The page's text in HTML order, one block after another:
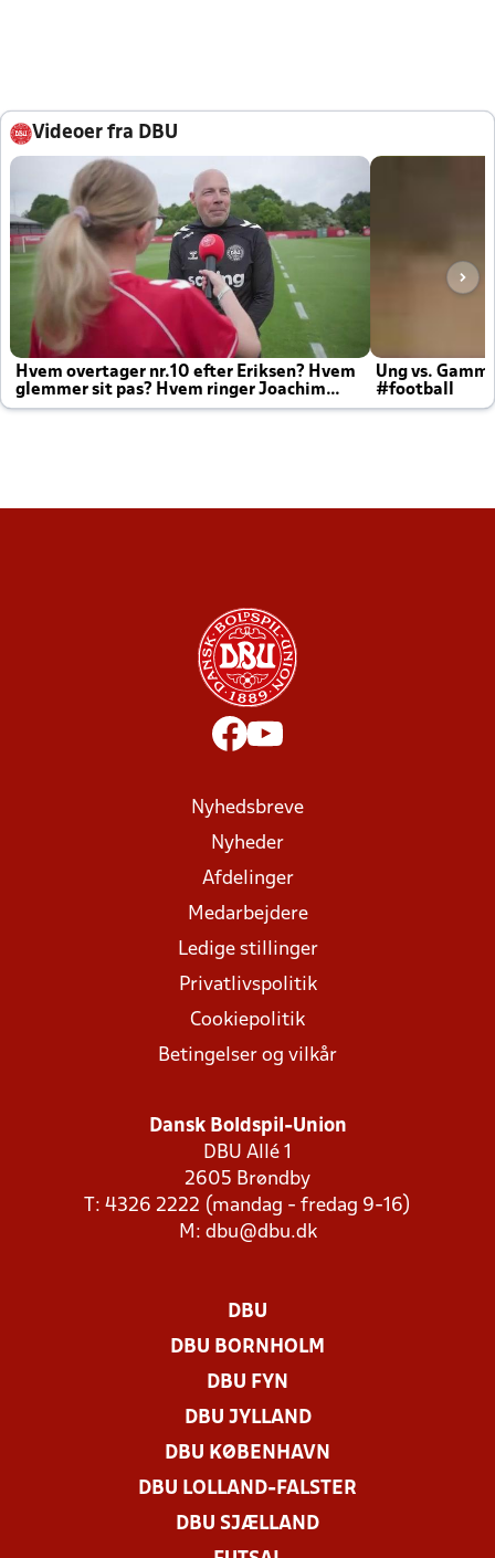
Videoer fra DBU
Hvem overtager nr.10 efter Eriksen? Hvem
glemmer sit pas? Hvem ringer Joachim
altid til efter kampe?
Ung vs.
#football
Nyhedsbreve
Nyheder
Afdelinger
Medarbejdere
Ledige stillinger
Privatlivspolitik
Cookiepolitik
Betingelser og vilkår
Dansk Boldspil-Union
DBU Allé 1
2605 Brøndby
T: 4326 2222 (mandag - fredag 9-16)
M: dbu@dbu.dk
DBU
DBU BORNHOLM
DBU FYN
DBU JYLLAND
DBU KØBENHAVN
DBU LOLLAND-FALSTER
DBU SJÆLLAND